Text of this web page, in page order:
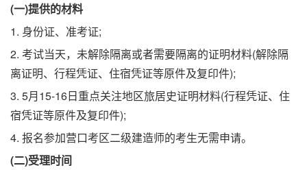
(一)提供的材料
1. 身份证、准考证;
2. 考试当天，未解除隔离或者需要隔离的证明材料(解除隔
离证明、行程凭证、住宿凭证等原件及复印件);
3. 5月15-16日重点关注地区旅居史证明材料(行程凭证、住
宿凭证等原件及复印件);
4. 报名参加营口考区二级建造师的考生无需申请。
(二)受理时间